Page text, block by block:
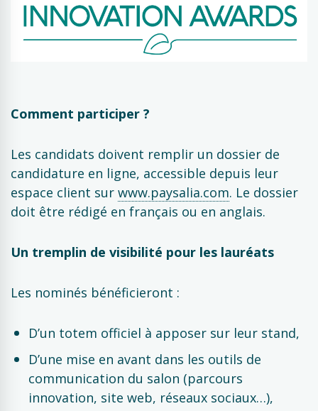
Comment participer ?
Les candidats doivent remplir un dossier de
candidature en ligne, accessible depuis leur
espace client sur www.paysalia.com. Le dossier
doit être rédigé en français ou en anglais.
Un tremplin de visibilité pour les lauréats
Les nominés bénéficieront :
D’un totem officiel à apposer sur leur stand,
D’une mise en avant dans les outils de
communication du salon (parcours
innovation, site web, réseaux sociaux…),